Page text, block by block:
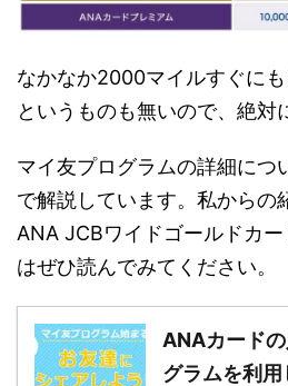
なかなか2000マイルすぐに
というものも無いので、絶対
マイ友プログラムの詳細につ
で解説しています。私からの
ANA JCBワイドゴールドカ
はぜひ読んでみてください。
ANAカード
グラムを利